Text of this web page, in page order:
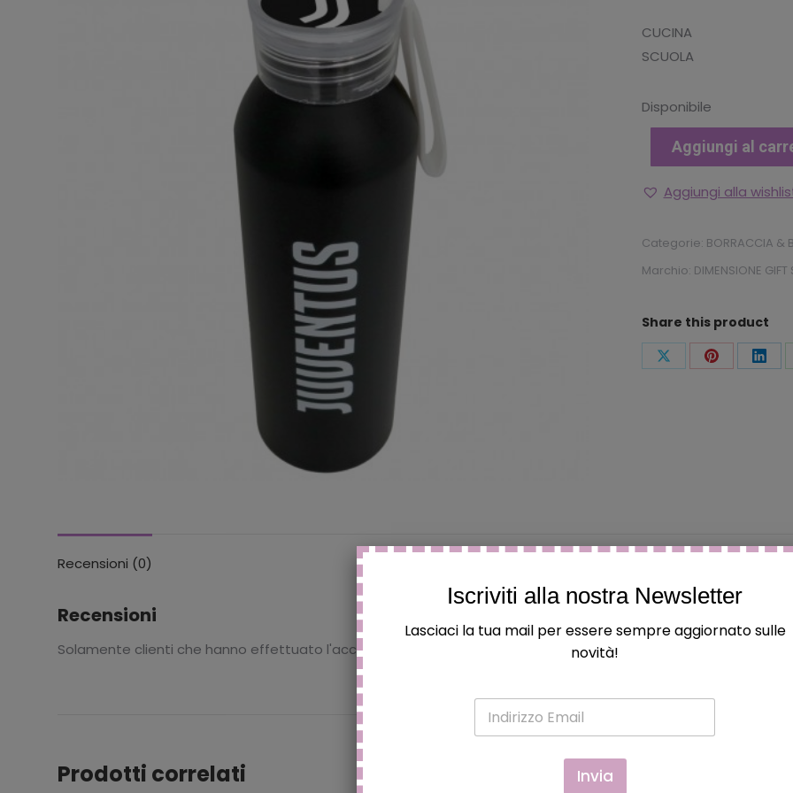
CUCINA
SCUOLA
Disponibile
Aggiungi al
Aggiungi alla
Categorie: BORRACCIA &
Marchio: DIMENSIONE GIFT
Share this product
CondividiCondividi
Recensioni (0)
Recensioni
Solamente clienti che hanno effettuato l'accesso ed hanno acquistato questo prodotto possono lasciare una
Prodotti correlati
Iscriviti alla nostra Newsletter
Lasciaci la tua mail per essere sempre aggiornato sulle
novità!
Invia